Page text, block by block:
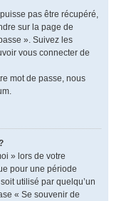
pas être récupéré,
sur la page de
». Suivez les
vous connecter de
mot de passe, nous
» lors de votre
pour une période
utilisé par quelqu’un
« Se souvenir de